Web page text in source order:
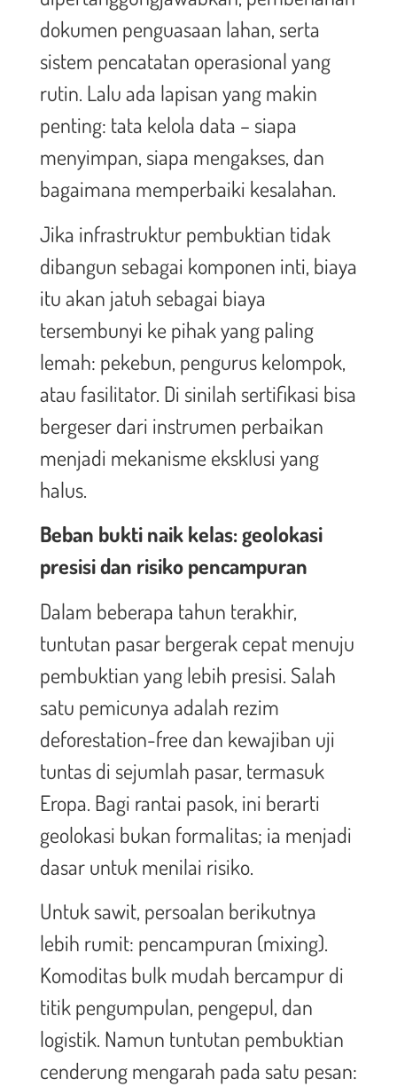
dokumen penguasaan lahan, serta
sistem pencatatan operasional yang
rutin. Lalu ada lapisan yang makin
penting: tata kelola data – siapa
menyimpan, siapa mengakses, dan
bagaimana memperbaiki kesalahan.
Jika infrastruktur pembuktian tidak
dibangun sebagai komponen inti, biaya
itu akan jatuh sebagai biaya
tersembunyi ke pihak yang paling
lemah: pekebun, pengurus kelompok,
atau fasilitator. Di sinilah sertifikasi bisa
bergeser dari instrumen perbaikan
menjadi mekanisme eksklusi yang
halus.
Beban bukti naik kelas: geolokasi
presisi dan risiko pencampuran
Dalam beberapa tahun terakhir,
tuntutan pasar bergerak cepat menuju
pembuktian yang lebih presisi. Salah
satu pemicunya adalah rezim
deforestation-free dan kewajiban uji
tuntas di sejumlah pasar, termasuk
Eropa. Bagi rantai pasok, ini berarti
geolokasi bukan formalitas; ia menjadi
dasar untuk menilai risiko.
Untuk sawit, persoalan berikutnya
lebih rumit: pencampuran (mixing).
Komoditas bulk mudah bercampur di
titik pengumpulan, pengepul, dan
logistik. Namun tuntutan pembuktian
cenderung mengarah pada satu pesan: